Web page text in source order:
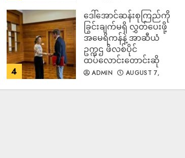
အသုံးပြုလာ
ADMIN
AUGUST 7,
2026
4
ဒေါ်အောင်ဆန်းစုကြည်ကို
ခြွင်းချက်မရှိ လွှတ်ပေးဖို့
အမေရိကန်နဲ့ အာဆီယံ
ဥက္ကဌ ဖိလစ်ပိုင်
ထပ်လောင်းတောင်းဆို
ADMIN
AUGUST 7,